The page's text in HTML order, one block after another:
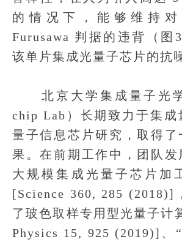
的情况下，能够维持对
Furusawa 判据的违背（图
该单片集成光量子芯片的抗
北京大学集成量子光
chip Lab）长期致力于集成
量子信息芯片研究，取得了
果。在前期工作中，团队发
大规模集成光量子芯片加
[Science 360, 285 (2018)]
了玻色取样专用型光量子计
Physics 15, 925 (2019)]、